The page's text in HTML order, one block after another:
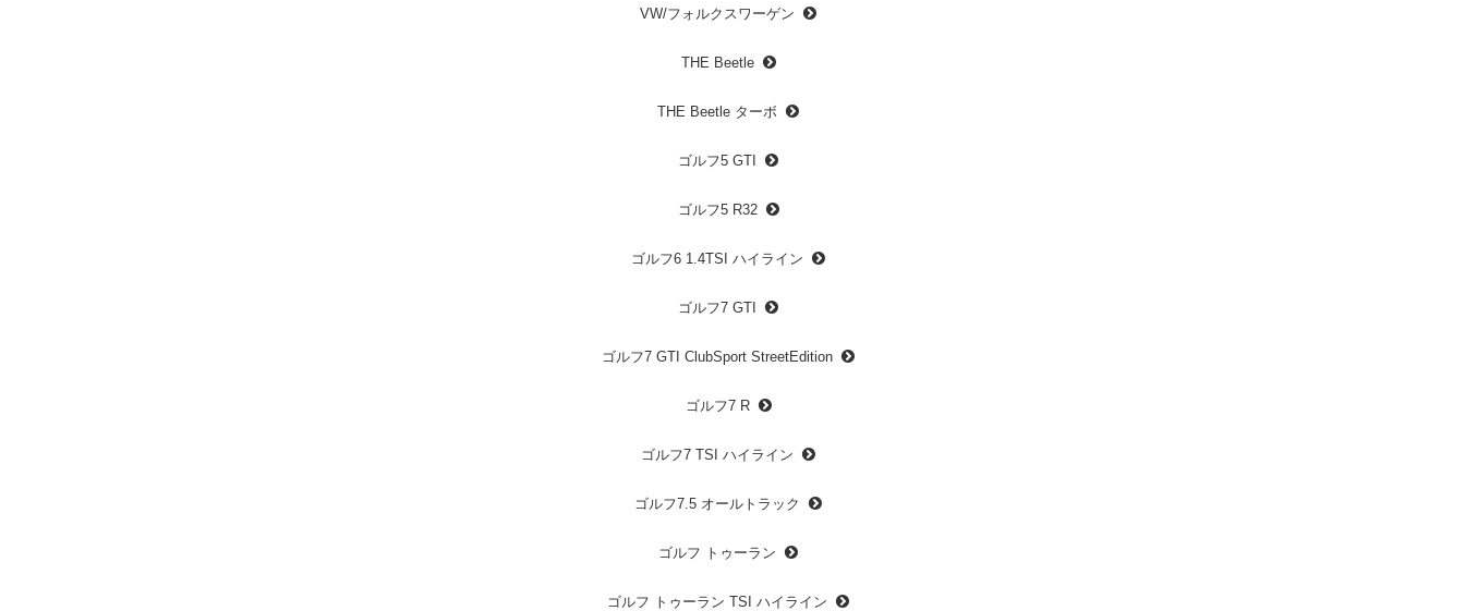
VW/フォルクスワーゲン
THE Beetle
THE Beetle ターボ
ゴルフ5 GTI
ゴルフ5 R32
ゴルフ6 1.4TSI ハイライン
ゴルフ7 GTI
ゴルフ7 GTI ClubSport StreetEdition
ゴルフ7 R
ゴルフ7 TSI ハイライン
ゴルフ7.5 オールトラック
ゴルフ トゥーラン
ゴルフ トゥーラン TSI ハイライン